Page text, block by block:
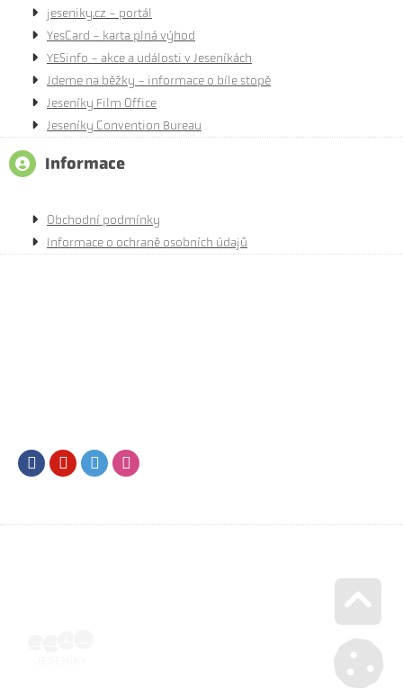
jeseniky.cz - portál
YesCard - karta plná výhod
YESinfo - akce a události v Jeseníkách
Jdeme na běžky - informace o bíle stopě
Jeseníky Film Office
Jeseníky Convention Bureau
Informace
Obchodní podmínky
Informace o ochraně osobních údajů
FacebookYoutubeTwitter
Go